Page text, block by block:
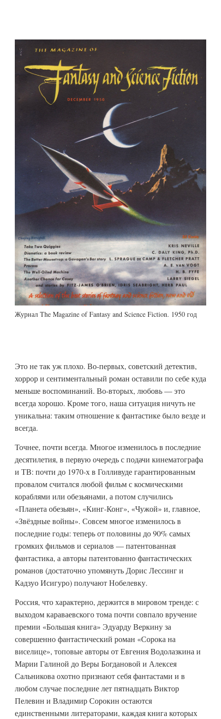
Журнал The Magazine of Fantasy and Science Fiction. 1950 год
Это не так уж плохо. Во-первых, советский детектив,
хоррор и сентиментальный роман оставили по себе куда
меньше воспоминаний. Во-вторых, любовь — это
всегда хорошо. Кроме того, наша ситуация ничуть не
уникальна: таким отношение к фантастике было везде и
всегда.
Точнее, почти всегда. Многое изменилось в последние
десятилетия, в первую очередь с подачи кинематографа
и ТВ: почти до 1970-х в Голливуде гарантированным
провалом считался любой фильм с космическими
кораблями или обезьянами, а потом случились
«Планета обезьян», «Кинг-Конг», «Чужой» и, главное,
«Звёздные войны». Совсем многое изменилось в
последние годы: теперь от половины до 90% самых
громких фильмов и сериалов — патентованная
фантастика, а авторы патентованно фантастических
романов (достаточно упомянуть Дорис Лессинг и
Кадзуо Исигуро) получают Нобелевку.
Россия, что характерно, держится в мировом тренде: с
выходом караваевского тома почти совпало вручение
премии «Большая книга» Эдуарду Веркину за
совершенно фантастический роман «Сорока на
виселице», топовые авторы от Евгения Водолазкина и
Марии Галиной до Веры Богдановой и Алексея
Сальникова охотно признают себя фантастами и в
любом случае последние лет пятнадцать Виктор
Пелевин и Владимир Сорокин остаются
единственными литераторами, каждая книга которых